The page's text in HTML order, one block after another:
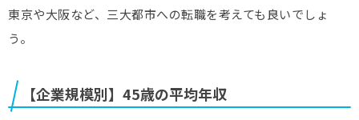
東京や大阪など、三大都市への転職を考えても良いでしょ
う。
【企業規模別】45歳の平均年収